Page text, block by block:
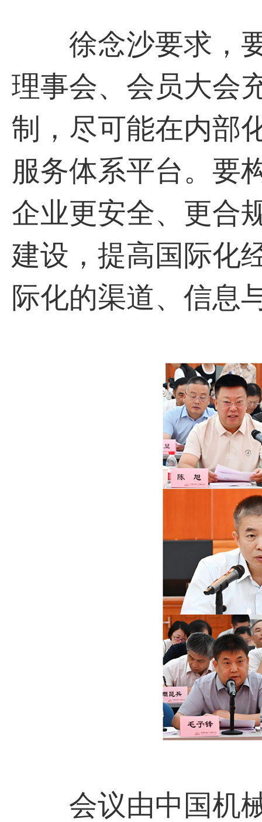
徐念沙要求，要
理事会、会员大会
制，尽可能在内部
服务体系平台。要
企业更安全、更合
建设，提高国际化
际化的渠道、信息
会议由中国机械